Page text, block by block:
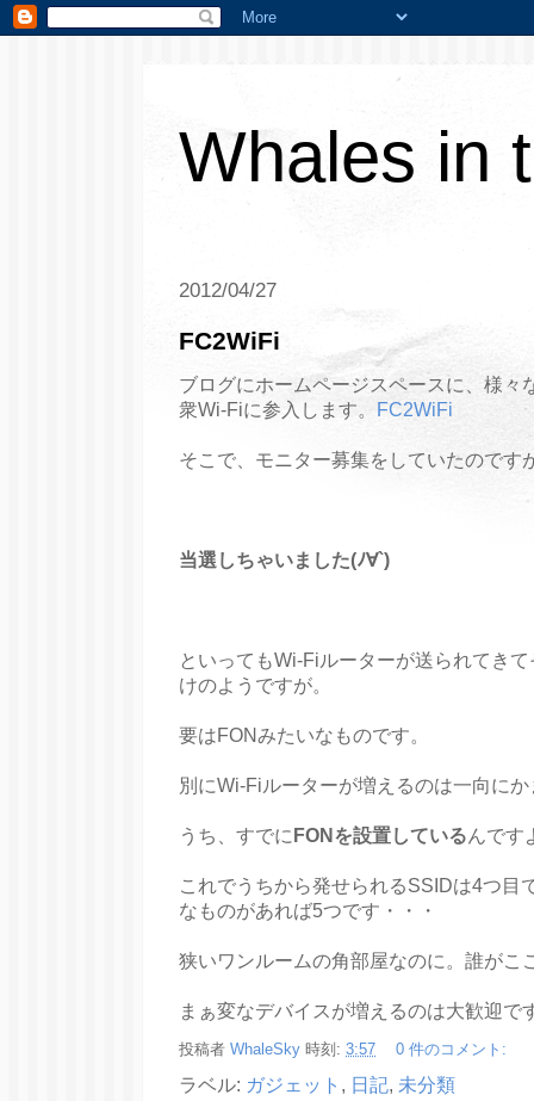
Whales in
2012/04/27
FC2WiFi
ブログにホームページスペースに、様々
衆Wi-Fiに参入します。
FC2WiFi
そこで、モニター募集をしていたのです
当選しちゃいました(ﾉ∀`)
といってもWi-Fiルーターが送られてき
けのようですが。
要はFONみたいなものです。
別にWi-Fiルーターが増えるのは一向に
うち、すでに FONを設置しているんです
これでうちから発せられるSSIDは4つ目
なものがあれば5つです・・・
狭いワンルームの角部屋なのに。誰がこ
まぁ変なデバイスが増えるのは大歓迎で
投稿者 WhaleSky 時刻: 3:57 0 件のコメント:
ラベル: ガジェット , 日記, 未分類